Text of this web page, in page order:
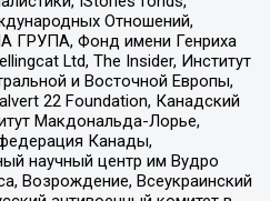
Отношений,
Фонд имени Генриха
Ltd, The Insider, Институт
и Восточной Европы,
22 Foundation, Канадский
Макдональда-Лорье,
Канады,
научный центр им Вудро
Возрождение, Всеукраинский